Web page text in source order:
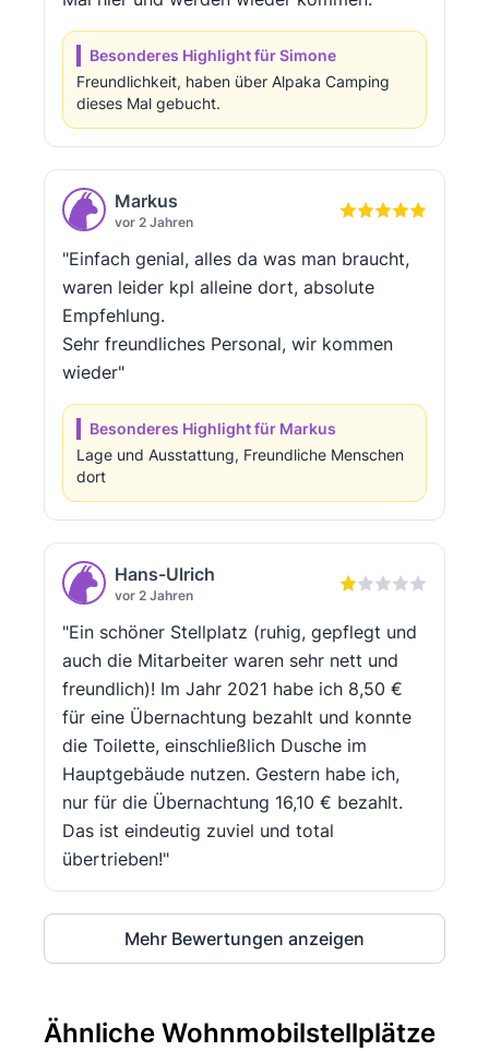
Besonderes Highlight für Simone
Freundlichkeit, haben über Alpaka Camping
dieses Mal gebucht.
Markus
vor 2 Jahren
"Einfach genial, alles da was man braucht,
waren leider kpl alleine dort, absolute
Empfehlung.
Sehr freundliches Personal, wir kommen
wieder"
Besonderes Highlight für Markus
Lage und Ausstattung, Freundliche Menschen
dort
Hans-Ulrich
vor 2 Jahren
"Ein schöner Stellplatz (ruhig, gepflegt und
auch die Mitarbeiter waren sehr nett und
freundlich)! Im Jahr 2021 habe ich 8,50 €
für eine Übernachtung bezahlt und konnte
die Toilette, einschließlich Dusche im
Hauptgebäude nutzen. Gestern habe ich,
nur für die Übernachtung 16,10 € bezahlt.
Das ist eindeutig zuviel und total
übertrieben!"
Mehr Bewertungen anzeigen
Ähnliche Wohnmobilstellplätze